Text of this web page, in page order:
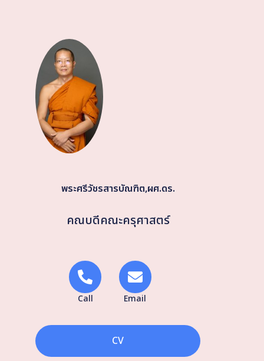
พระศรีวัชรสารบัณฑิต,ผศ.ดร.
คณบดีคณะครุศาสตร์
Call Email
CV